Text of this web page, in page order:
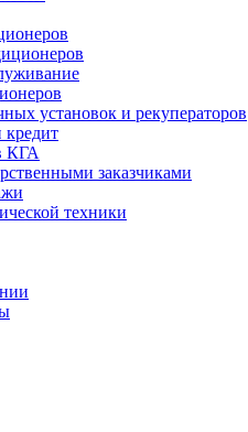
установок и рекуператоров
кредит
КГА
заказчиками
техники